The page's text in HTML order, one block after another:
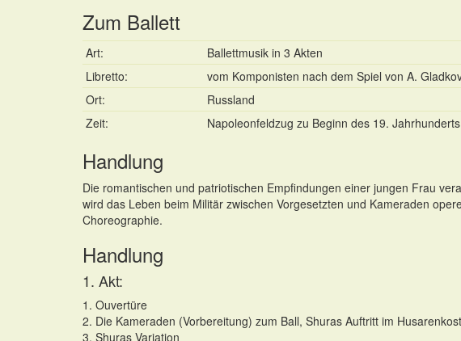
Zum Ballett
Art:
Ballettmusik in 3 Akten
Libretto:
vom Komponisten nach dem Spiel von A.
Ort:
Russland
Zeit:
Napoleonfeldzug zu Beginn des 19. Jahrhunderts
Handlung
Die romantischen und patriotischen Empfindungen einer jungen Frau
wird das Leben beim Militär zwischen Vorgesetzten und Kameraden
Choreographie.
Handlung
1. Akt:
1. Ouvertüre
2. Die Kameraden (Vorbereitung) zum Ball, Shuras Auftritt im
3. Shuras Variation